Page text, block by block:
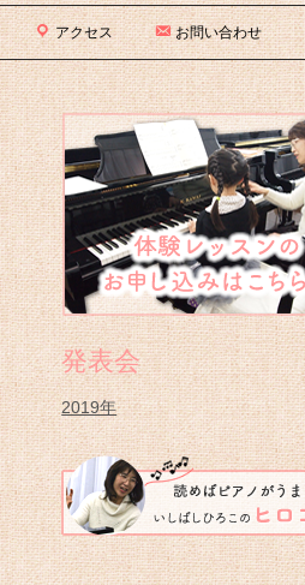
石橋ピアノ教室
アクセス お問い合わせ
メ
イ
ン
サ
イ
ド
バ
ー
発表会
2019年